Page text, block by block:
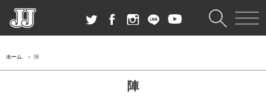
ホーム 陣
陣